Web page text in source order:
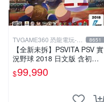
TVGAME360 恐龍電玩-台
中店
8651
【全新未拆】PSVITA PSV 實
況野球 2018 日文版 含初回
限定特典【台中恐龍電玩】
$99,990